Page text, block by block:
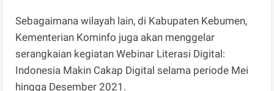
Sebagaimana wilayah lain, di Kabupaten Kebumen,
Kementerian Kominfo juga akan menggelar
serangkaian kegiatan Webinar Literasi Digital:
Indonesia Makin Cakap Digital selama periode Mei
hingga Desember 2021.